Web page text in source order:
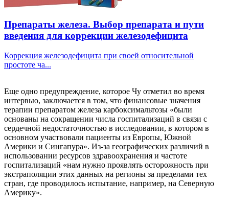
Препараты железа. Выбор препарата и пути
введения для коррекции железодефицита
Коррекция железодефицита при своей относительной
простоте ча...
Еще одно предупреждение, которое Чу отметил во время
интервью, заключается в том, что финансовые значения
терапии препаратом железа карбоксимальтозы «были
основаны на сокращении числа госпитализаций в связи с
сердечной недостаточностью в исследовании, в котором в
основном участвовали пациенты из Европы, Южной
Америки и Сингапура». Из-за географических различий в
использовании ресурсов здравоохранения и частоте
госпитализаций «нам нужно проявлять осторожность при
экстраполяции этих данных на регионы за пределами тех
стран, где проводилось испытание, например, на Северную
Америку».